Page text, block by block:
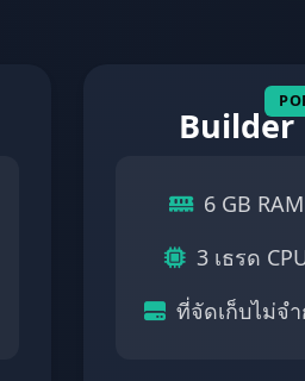
Builder
6 GB RAM
3 เธรด
ที่จัดเก็บไม่จ